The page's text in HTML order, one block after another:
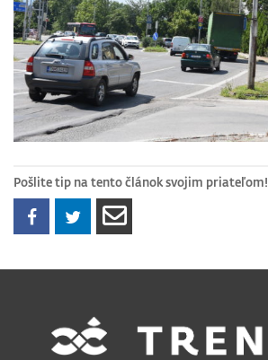
Pošlite tip na tento článok svojim priateľom!